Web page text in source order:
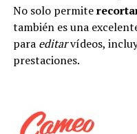
No solo permite
también es una
para editarvídeos,
prestaciones.